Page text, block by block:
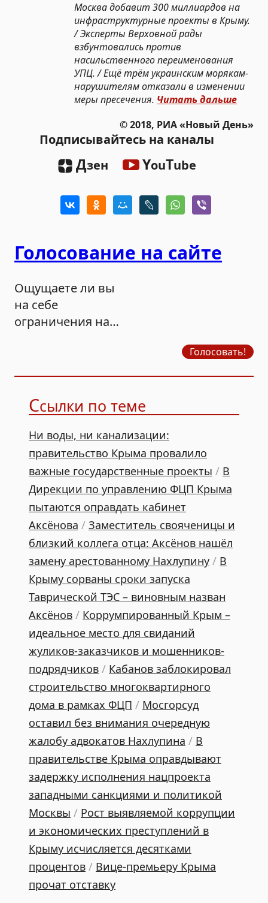
Москва добавит 300 миллиардов на
инфраструктурные проекты в Крыму.
/ Эксперты Верховной рады
взбунтовались против
насильственного переименования
УПЦ. / Ещё трём украинским морякам-
нарушителям отказали в изменении
меры пресечения. Читать дальше
© 2018, РИА «Новый День»
Подписывайтесь на каналы
Дзен YouTube
Голосование на сайте
Ощущаете ли вы
на себе
ограничения на
Голосовать!
Ссылки по теме
Ни воды, ни канализации:
правительство Крыма провалило
важные государственные проекты / В
Дирекции по управлению ФЦП Крыма
пытаются оправдать кабинет
Аксёнова / Заместитель свояченицы и
близкий коллега отца: Аксёнов нашёл
замену арестованному Нахлупину / В
Крыму сорваны сроки запуска
Таврической ТЭС – виновным назван
Аксёнов / Коррумпированный Крым –
идеальное место для свиданий
жуликов-заказчиков и мошенников-
подрядчиков / Кабанов заблокировал
строительство многоквартирного
дома в рамках ФЦП / Мосгорсуд
оставил без внимания очередную
жалобу адвокатов Нахлупина / В
правительстве Крыма оправдывают
задержку исполнения нацпроекта
западными санкциями и политикой
Москвы / Рост выявляемой коррупции
и экономических преступлений в
Крыму исчисляется десятками
процентов / Вице-премьеру Крыма
прочат отставку